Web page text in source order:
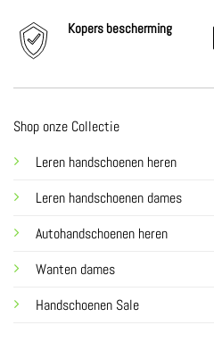
Kopers bescherming
Shop onze Collectie
Leren handschoenen heren
Leren handschoenen dames
Autohandschoenen heren
Wanten dames
Handschoenen Sale